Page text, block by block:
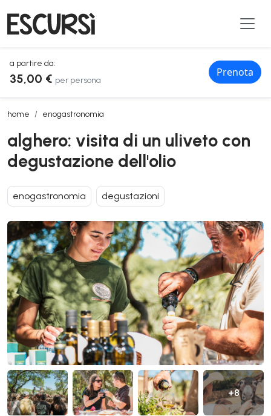
a partire da:
35,00 € per persona
Prenota
home enogastronomia
alghero: visita di un uliveto con degustazione dell'olio
alghero: visita di un uliveto con
degustazione dell'olio
enogastronomia degustazioni
+8